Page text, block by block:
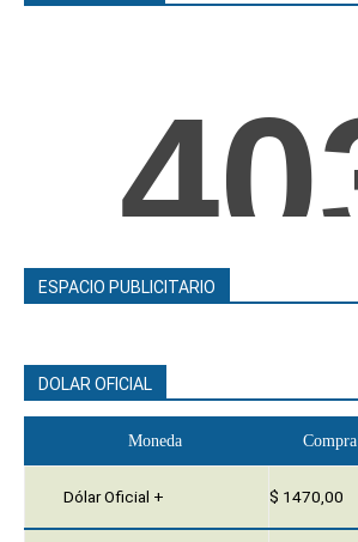
ESPACIO PUBLICITARIO
DOLAR OFICIAL
Moneda Compra
Dólar Oficial + $ 1470,00